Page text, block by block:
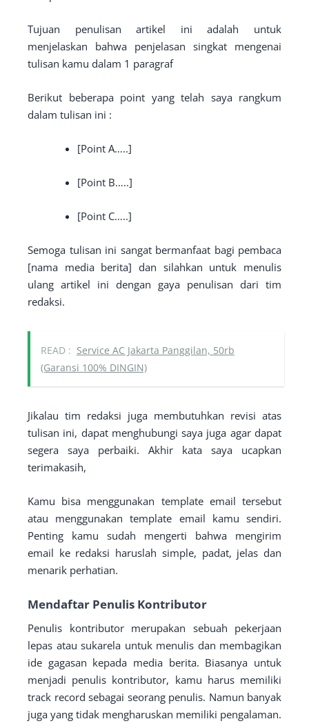
Tujuan penulisan artikel ini adalah untuk
menjelaskan bahwa penjelasan singkat mengenai
tulisan kamu dalam 1 paragraf
Berikut beberapa point yang telah saya rangkum
dalam tulisan ini :
[Point A…..]
[Point B…..]
[Point C…..]
Semoga tulisan ini sangat bermanfaat bagi pembaca
[nama media berita] dan silahkan untuk menulis
ulang artikel ini dengan gaya penulisan dari tim
redaksi.
READ : Service AC Jakarta Panggilan, 50rb
(Garansi 100% DINGIN)
Jikalau tim redaksi juga membutuhkan revisi atas
tulisan ini, dapat menghubungi saya juga agar dapat
segera saya perbaiki. Akhir kata saya ucapkan
terimakasih,
Kamu bisa menggunakan template email tersebut
atau menggunakan template email kamu sendiri.
Penting kamu sudah mengerti bahwa mengirim
email ke redaksi haruslah simple, padat, jelas dan
menarik perhatian.
Mendaftar Penulis Kontributor
Penulis kontributor merupakan sebuah pekerjaan
lepas atau sukarela untuk menulis dan membagikan
ide gagasan kepada media berita. Biasanya untuk
menjadi penulis kontributor, kamu harus memiliki
track record sebagai seorang penulis. Namun banyak
juga yang tidak mengharuskan memiliki pengalaman.